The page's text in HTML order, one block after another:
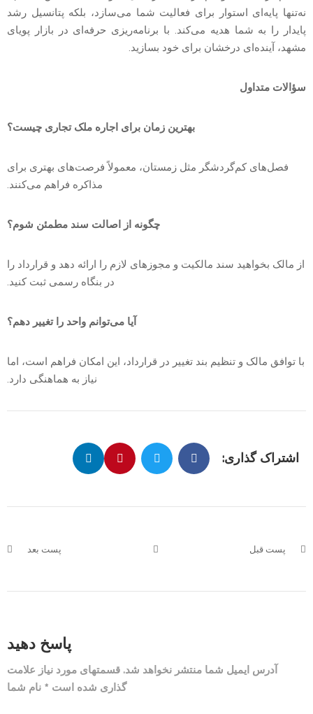
نه‌تنها پایه‌ای استوار برای فعالیت شما می‌سازد، بلکه پتانسیل رشد
پایدار را به شما هدیه می‌کند. با برنامه‌ریزی حرفه‌ای در بازار پویای
مشهد، آینده‌ای درخشان برای خود بسازید.
سؤالات متداول
بهترین زمان برای اجاره ملک تجاری چیست؟
فصل‌های کم‌گردشگر مثل زمستان، معمولاً فرصت‌های بهتری برای
مذاکره فراهم می‌کنند.
چگونه از اصالت سند مطمئن شوم؟
از مالک بخواهید سند مالکیت و مجوزهای لازم را ارائه دهد و قرارداد را
در بنگاه رسمی ثبت کنید.
آیا می‌توانم واحد را تغییر دهم؟
با توافق مالک و تنظیم بند تغییر در قرارداد، این امکان فراهم است، اما
نیاز به هماهنگی دارد.
اشتراک گذاری:
پست قبل پست بعد
پاسخ دهید
آدرس ایمیل شما منتشر نخواهد شد. قسمتهای مورد نیاز علامت
گذاری شده است * نام شما